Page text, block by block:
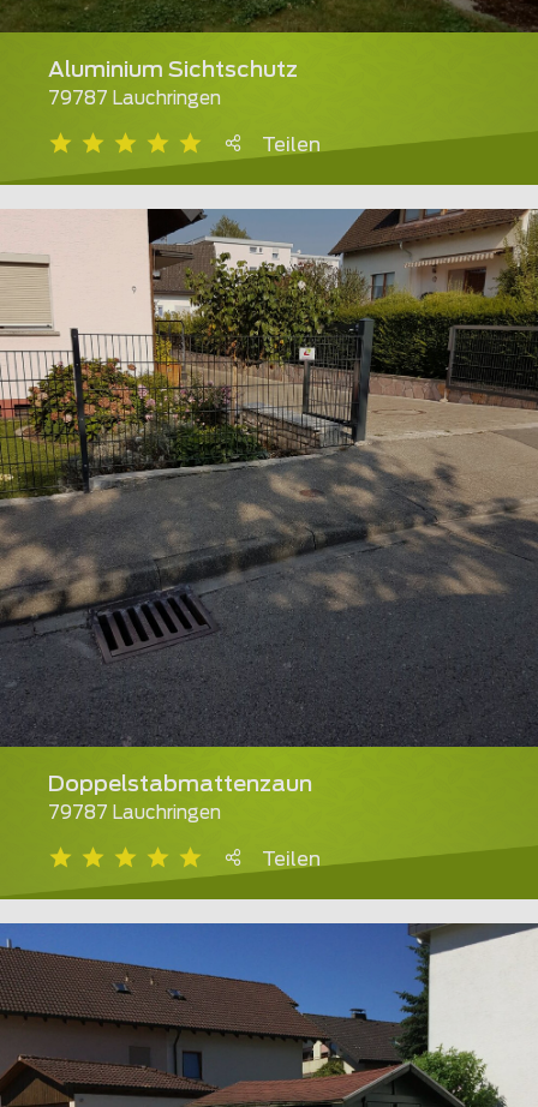
Aluminium Sichtschutz
79787 Lauchringen
Teilen
Doppelstabmattenzaun
79787 Lauchringen
Teilen